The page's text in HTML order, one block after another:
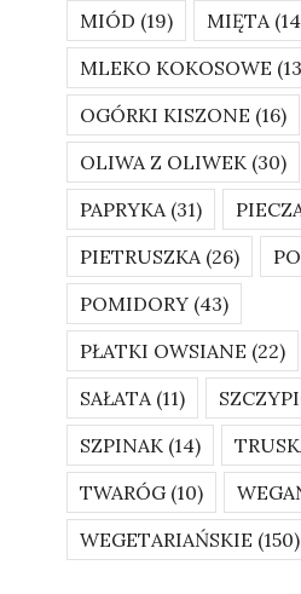
MIÓD (19) MIĘTA
MLEKO KOKOSOWE
OGÓRKI KISZONE (16)
OLIWA Z OLIWEK (30)
PAPRYKA(31)
PIETRUSZKA(26)
POMIDORY (43)
PŁATKI OWSIANE (22)
SAŁATA(11)
SZPINAK (14)
TWARÓG (10)
WEGETARIAŃSKIE (150)